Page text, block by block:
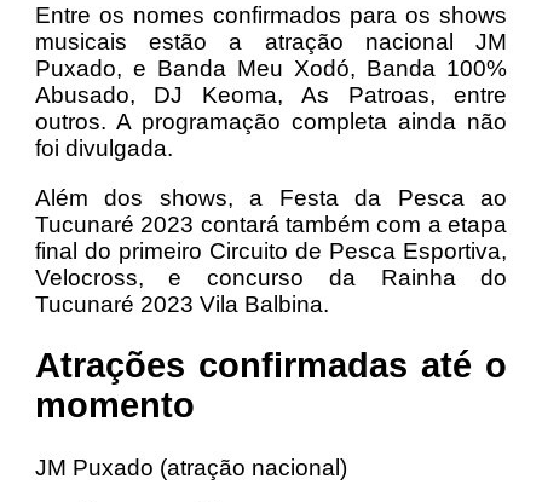
Entre os nomes confirmados para os shows
musicais estão a atração nacional JM
Puxado, e Banda Meu Xodó, Banda 100%
Abusado, DJ Keoma, As Patroas, entre
outros. A programação completa ainda não
foi divulgada.
Além dos shows, a Festa da Pesca ao
Tucunaré 2023 contará também com a etapa
final do primeiro Circuito de Pesca Esportiva,
Velocross, e concurso da Rainha do
Tucunaré 2023 Vila Balbina.
Atrações confirmadas até o
momento
JM Puxado (atração nacional)